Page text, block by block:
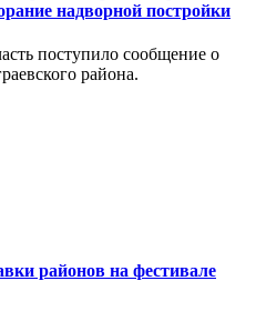
надворной постройки
поступило сообщение о
района.
районов на фестивале